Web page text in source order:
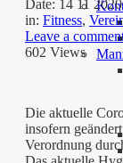
Date: 14 11 2020
in: Fitness,
Leave a
602 Views
Die aktuelle
insofern
Verordnung